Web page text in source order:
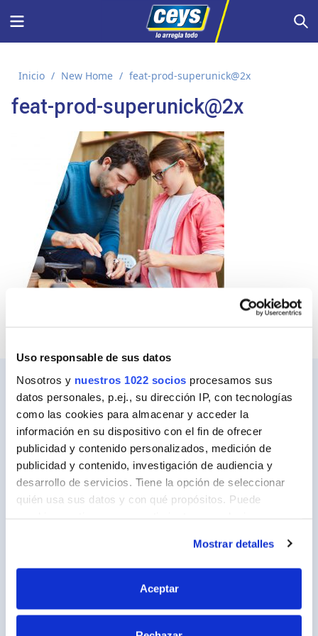
Uso responsable de sus datos
Nosotros y nuestros 1022 socios procesamos sus
datos personales, p.ej., su dirección IP, con tecnologías
como las cookies para almacenar y acceder la
información en su dispositivo con el fin de ofrecer
publicidad y contenido personalizados, medición de
publicidad y contenido, investigación de audiencia y
desarrollo de servicios. Tiene la opción de seleccionar
quién usa sus datos y con qué propósitos. Puede
Si lo permite, también quisiéramos:
Mostrar detalles
Aceptar
Menu
Inicio / New Home / feat-prod-superunick@2x
feat-prod-superunick@2x
Ceys
Sobre Ceys
Manualidades
Bricolaje
Productos